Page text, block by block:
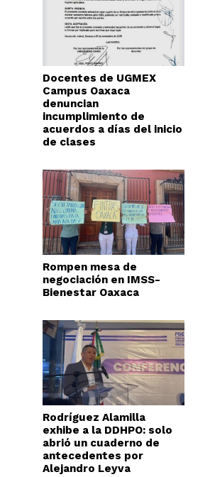
Docentes de UGMEX
Campus Oaxaca
denuncian
incumplimiento de
acuerdos a días del inicio
de clases
Rompen mesa de
negociación en IMSS-
Bienestar Oaxaca
Rodríguez Alamilla
exhibe a la DDHPO: solo
abrió un cuaderno de
antecedentes por
Alejandro Leyva